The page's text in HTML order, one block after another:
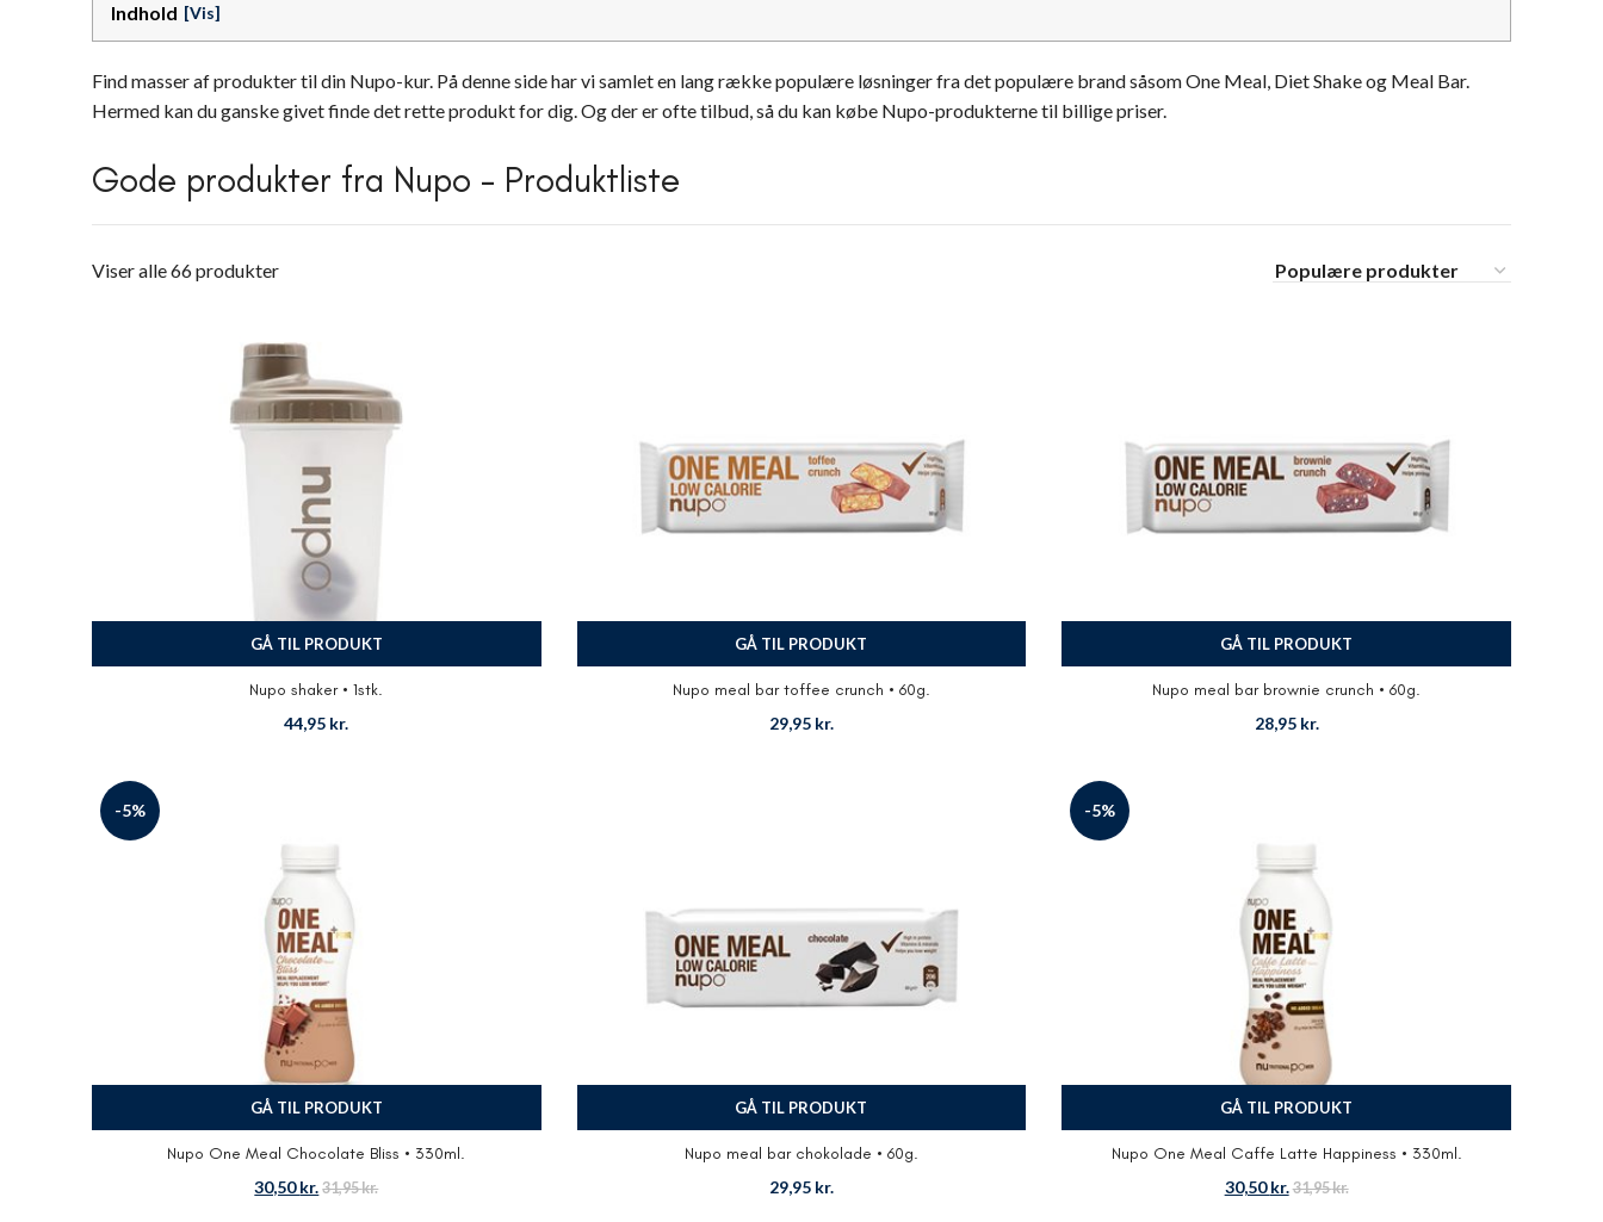
Indhold
Find masser af produkter til din Nupo-kur. På denne side har vi samlet en lang række populære løsninger fra det populære brand såsom One Meal, Diet Shake og Meal Bar.
Hermed kan du ganske givet finde det rette produkt for dig. Og der er ofte tilbud, så du kan købe Nupo-produkterne til billige priser.
Gode produkter fra Nupo – Produktliste
Viser alle 66 produkter
GÅ TIL PRODUKT
Nupo shaker • 1stk.
44,95 kr.
GÅ TIL PRODUKT
Nupo meal bar toffee crunch • 60g.
29,95 kr.
GÅ TIL PRODUKT
Nupo meal bar brownie crunch • 60g.
28,95 kr.
-5%
GÅ TIL PRODUKT
Nupo One Meal Chocolate Bliss • 330ml.
30,50kr. 31,95kr.
GÅ TIL PRODUKT
Nupo meal bar chokolade • 60g.
29,95 kr.
-5%
GÅ TIL PRODUKT
Nupo One Meal Caffe Latte Happiness • 330ml.
30,50kr. 31,95kr.